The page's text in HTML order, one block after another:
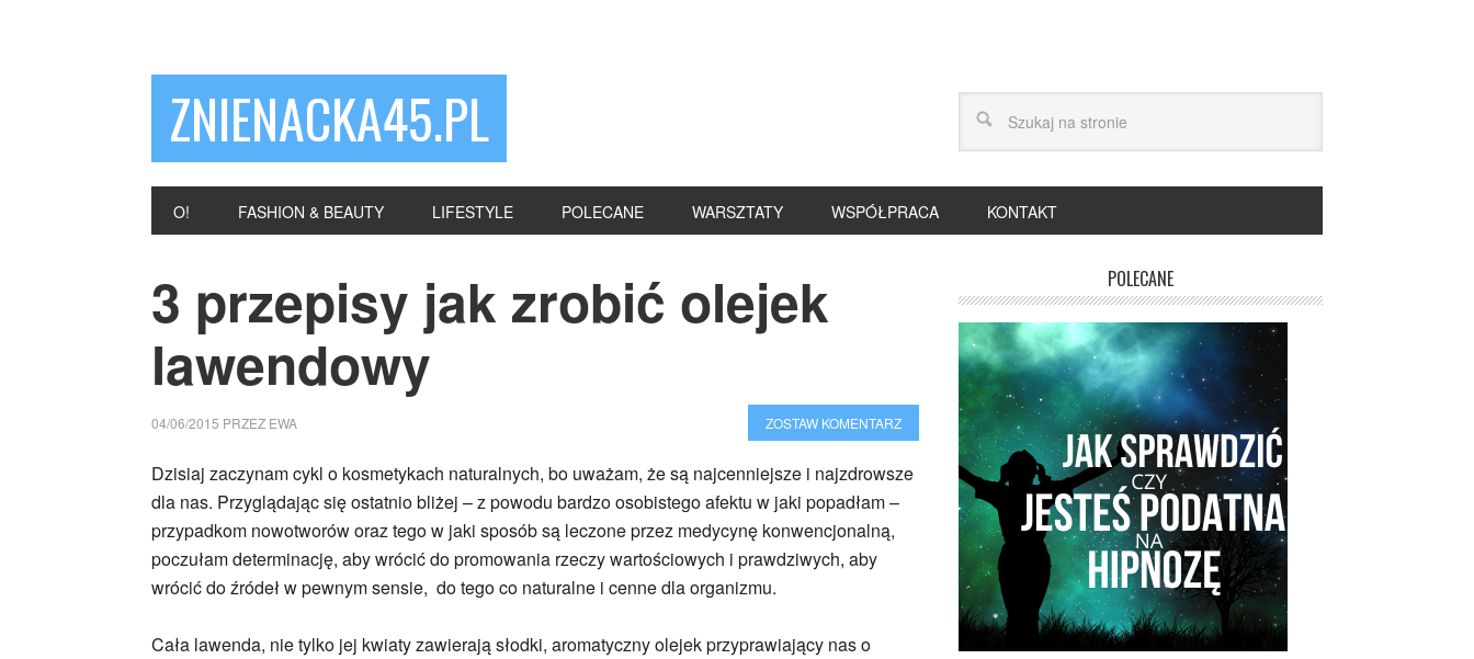
ZNIENACKA45.PL
O! FASHION & BEAUTY LIFESTYLE POLECANE WARSZTATY WSPÓŁPRACA KONTAKT
3 przepisy jak zrobić olejek
lawendowy
04/06/2015 PRZEZ EWA ZOSTAW KOMENTARZ
Dzisiaj zaczynam cykl o kosmetykach naturalnych, bo uważam, że są najcenniejsze i najzdrowsze
dla nas. Przyglądając się ostatnio bliżej – z powodu bardzo osobistego afektu w jaki popadłam –
przypadkom nowotworów oraz tego w jaki sposób są leczone przez medycynę konwencjonalną,
poczułam determinację, aby wrócić do promowania rzeczy wartościowych i prawdziwych, aby
wrócić do źródeł w pewnym sensie, do tego co naturalne i cenne dla organizmu.
Cała lawenda, nie tylko jej kwiaty zawierają słodki, aromatyczny olejek przyprawiający nas o
POLECANE